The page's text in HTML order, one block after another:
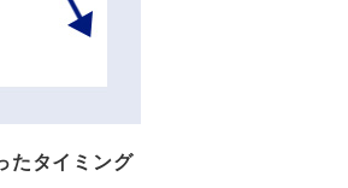
たタイミング